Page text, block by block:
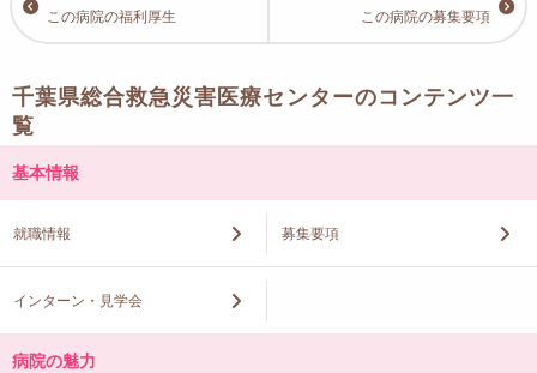
この病院の福利厚生 この病院の募集要項
千葉県総合救急災害医療センターのコンテンツ一
覧
基本情報
就職情報 募集要項
インターン・見学会
病院の魅力